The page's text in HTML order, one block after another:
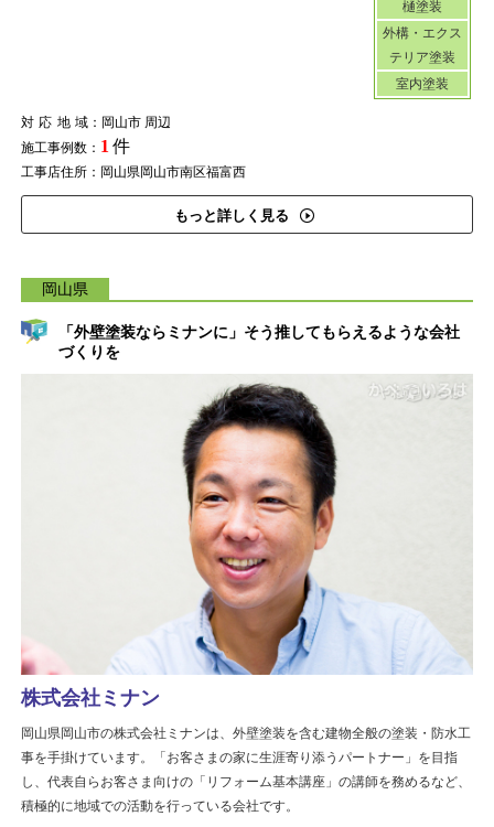
樋塗装
外構・エクス
テリア塗装
室内塗装
対応地域：岡山市 周辺
施工事例数： 1 件
工事店住所：岡山県岡山市南区福富西
もっと詳しく見る
岡山県
「外壁塗装ならミナンに」そう推してもらえるような会社
づくりを
株式会社ミナン
岡山県岡山市の株式会社ミナンは、外壁塗装を含む建物全般の塗装・防水工
事を手掛けています。「お客さまの家に生涯寄り添うパートナー」を目指
し、代表自らお客さま向けの「リフォーム基本講座」の講師を務めるなど、
積極的に地域での活動を行っている会社です。